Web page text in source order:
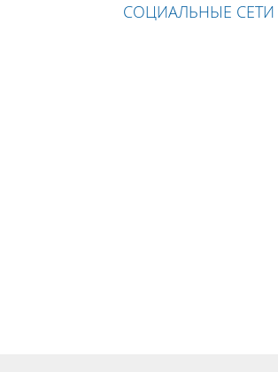
СОЦИАЛЬНЫЕ СЕТИ